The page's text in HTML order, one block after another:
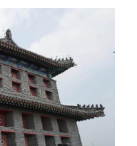
量子
健康
图片 政务
金融 汽车